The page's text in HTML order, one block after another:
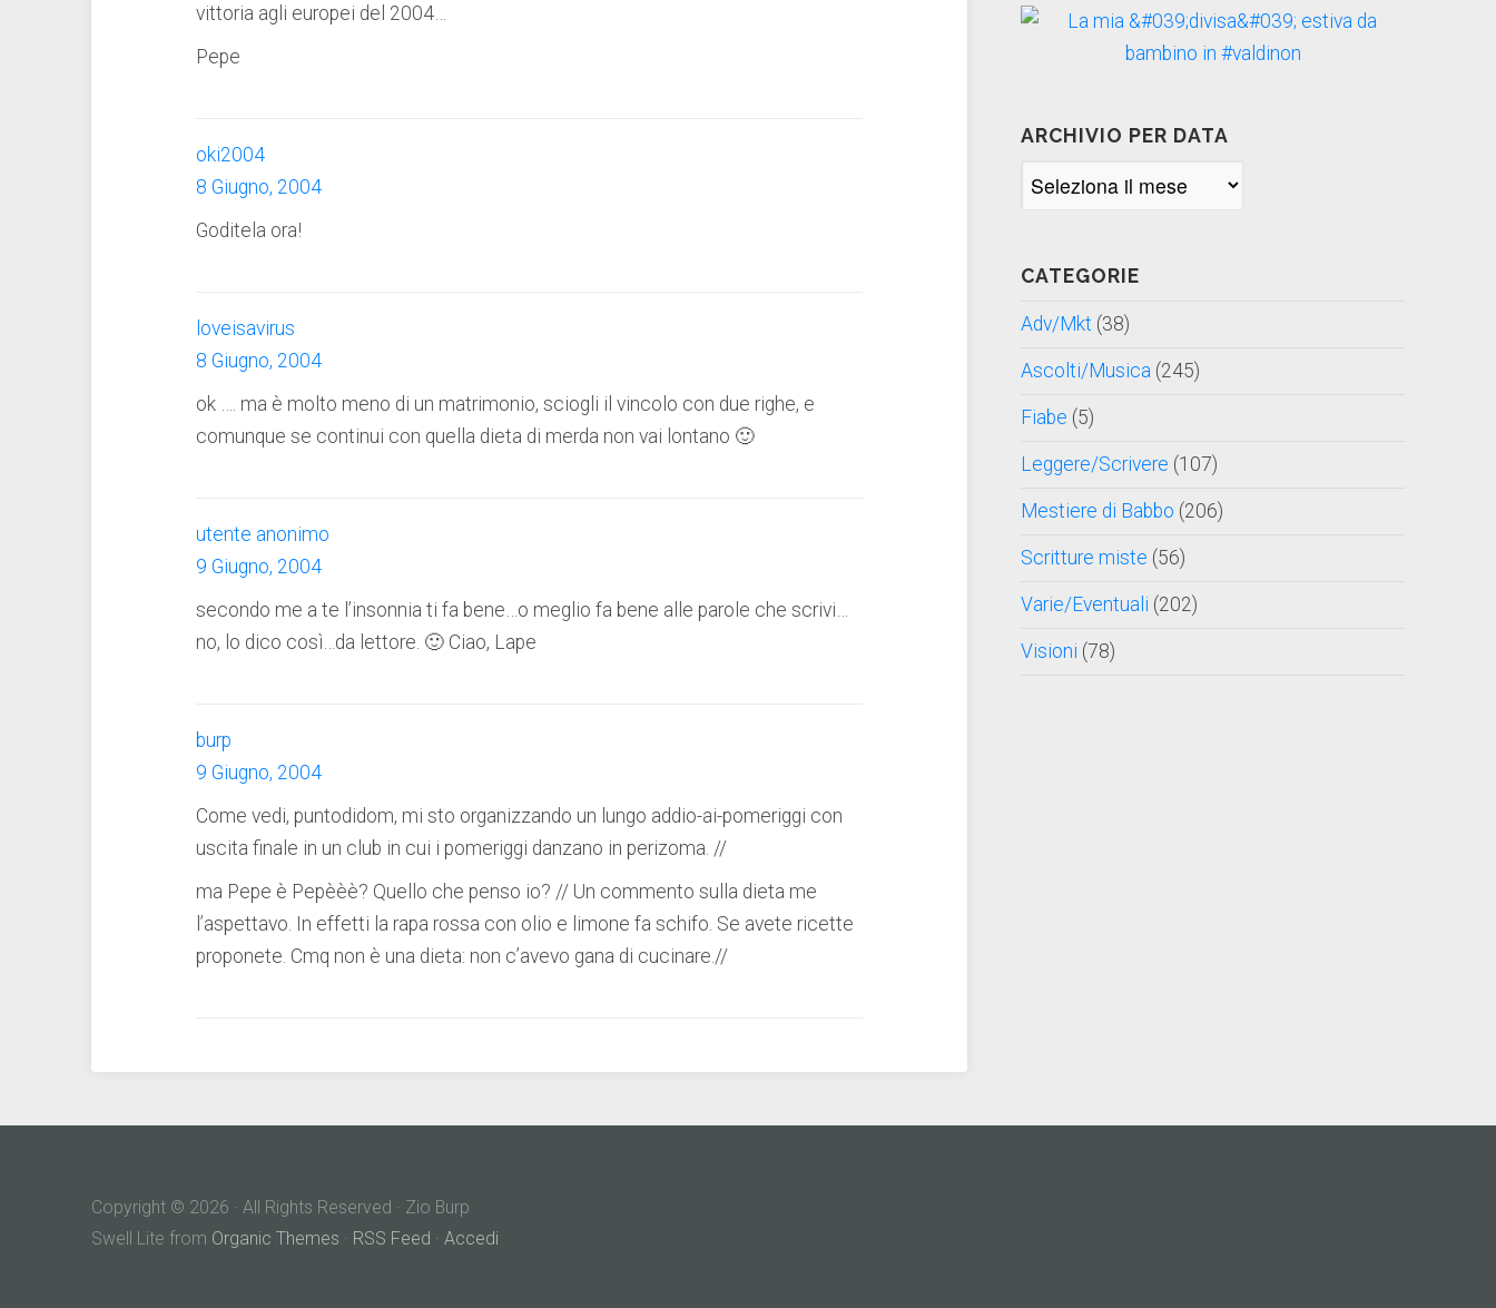
vittoria agli europei del 2004…
Pepe
oki2004
8 Giugno, 2004
Goditela ora!
loveisavirus
8 Giugno, 2004
ok …. ma è molto meno di un matrimonio, sciogli il vincolo con due righe, e
comunque se continui con quella dieta di merda non vai lontano 🙂
utente anonimo
9 Giugno, 2004
secondo me a te l’insonnia ti fa bene…o meglio fa bene alle parole che scrivi…
no, lo dico così…da lettore. 🙂 Ciao, Lape
burp
9 Giugno, 2004
Come vedi, puntodidom, mi sto organizzando un lungo addio-ai-pomeriggi con
uscita finale in un club in cui i pomeriggi danzano in perizoma. //
ma Pepe è Pepèèè? Quello che penso io? // Un commento sulla dieta me
l’aspettavo. In effetti la rapa rossa con olio e limone fa schifo. Se avete ricette
proponete. Cmq non è una dieta: non c’avevo gana di cucinare.//
ARCHIVIO PER DATA
Archivio
CATEGORIE
Adv/Mkt (38)
Ascolti/Musica (245)
Fiabe (5)
Leggere/Scrivere (107)
Mestiere di Babbo (206)
Scritture miste (56)
Varie/Eventuali (202)
Visioni (78)
Copyright © 2026 · All Rights Reserved · Zio Burp
Swell Lite from Organic Themes · RSS Feed · Accedi